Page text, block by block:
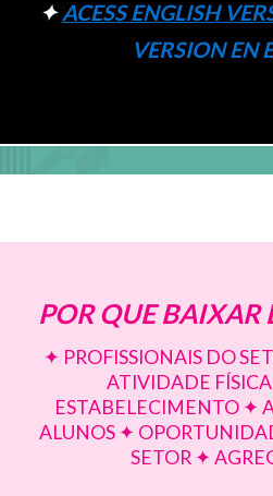
✦ACESS ENGLISH
VERSION EN
POR QUE BAIXAR
✦ PROFISSIONAIS DO
ATIVIDADE
ESTABELECIMENTO ✦
ALUNOS ✦
SETOR ✦